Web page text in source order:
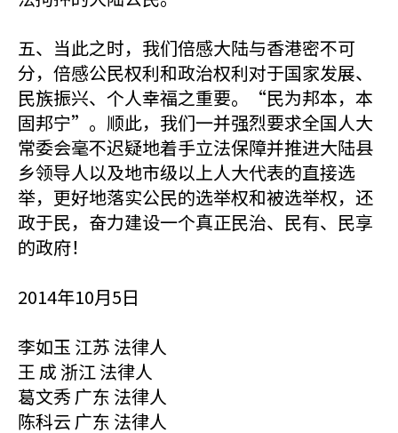
五、当此之时，我们倍感大陆与香港密不可
分，倍感公民权利和政治权利对于国家发展、
民族振兴、个人幸福之重要。“民为邦本，本
固邦宁”。顺此，我们一并强烈要求全国人大
常委会毫不迟疑地着手立法保障并推进大陆县
乡领导人以及地市级以上人大代表的直接选
举，更好地落实公民的选举权和被选举权，还
政于民，奋力建设一个真正民治、民有、民享
的政府！
2014年10月5日
李如玉 江苏 法律人
王 成 浙江 法律人
葛文秀 广东 法律人
陈科云 广东 法律人